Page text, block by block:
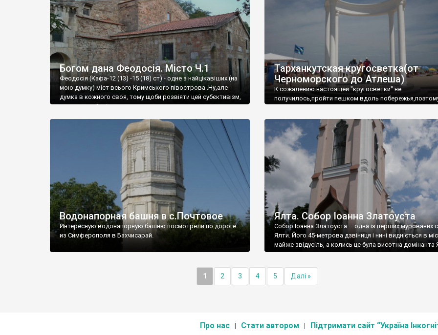
Богом дана Феодосія. Місто Ч.1
Феодосія (Кафа-12 (13) -15 (18) ст) - одне з найцікавіших (на
мою думку) міст всього Кримського півострова .Ну,але
думка в кожного своя, тому щоби розвіяти цей субєктивізм,
запрошую відвідати це
Тарханкутская кругосветка(от
Черноморского до Атлеша)
К сожалению настоящей "кругосветки" не
получилось,пройти пешком вдоль
Водонапорная башня в с.Почтовое
Интересную водонапорную башню посмотрели по дороге
из Симферополя в Бахчисарай.
Ялта. Собор Іоанна Златоуста
Собор Іоанна Златоуста – одна із перших мурованих
Ялти. Його 45-метрова дзвіниця і нині видніється в
майже звідусіль, а колись це була висотна домінанта
1 2 3 4 5 Далі »
Про нас Стати автором Підтримати сайт “Україна